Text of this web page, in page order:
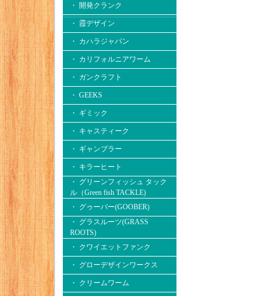
・ 開発クランク
・ 霞デザイン
・ カハラジャパン
・ カリフォルニアワーム
・ ガンクラフト
・ GEEKS
・ ギミック
・ キャスティーク
・ ギャンブラー
・ キラーヒート
・ グリーンフィッシュ タック
ル（Green fish TACKLE)
・ グゥーバー(GOOBER)
・ グラスルーツ(GRASS
ROOTS)
・ クワイエットファンク
・ グローデザインワークス
・ クリームワーム